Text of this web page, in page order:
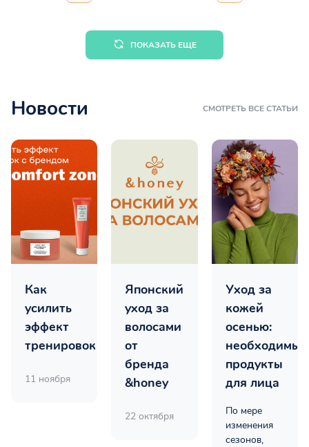
ПОКАЗАТЬ ЕЩЕ
Новости СМОТРЕТЬ ВСЕ СТАТЬИ
Как
усилить
эффект
тренировок
11 ноября
Японский
уход за
волосами
от
бренда
&honey
22 октября
Уход за
кожей
осенью:
необходимые
продукты
для лица
По мере
изменения
сезонов,